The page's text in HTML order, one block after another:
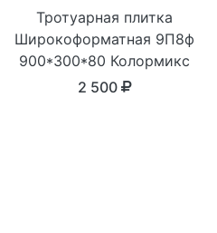
Тротуарная плитка
Широкоформатная 9П8ф
900*300*80 Колормикс
2 500